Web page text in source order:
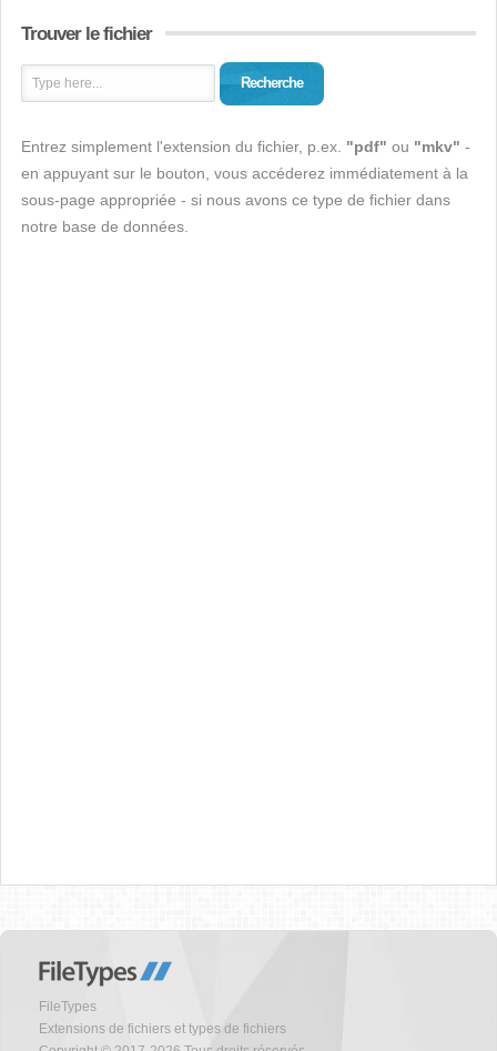
Trouver le fichier
Recherche
Entrez simplement l'extension du fichier, p.ex. "pdf" ou "mkv" -
en appuyant sur le bouton, vous accéderez immédiatement à la
sous-page appropriée - si nous avons ce type de fichier dans
notre base de données.
FileTypes
Extensions de fichiers et types de fichiers